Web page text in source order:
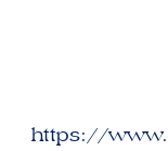
https://